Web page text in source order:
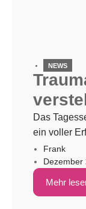
NEWS
Das
ein voller
Film –
sicher
ersten
Pflegeeltern
Frank
Dezember
Mehr